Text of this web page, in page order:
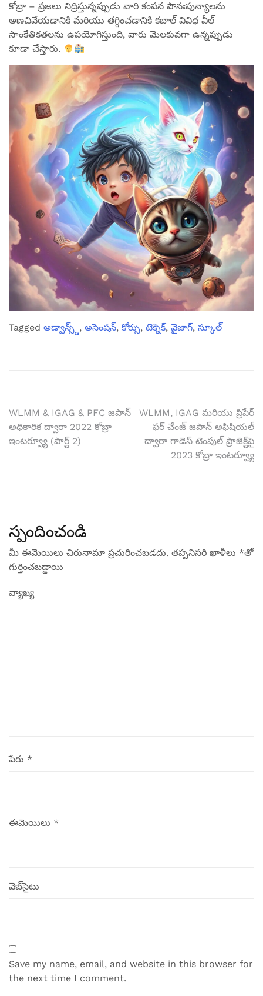
కోబ్రా – ప్రజలు నిద్రిస్తున్నప్పుడు వారి కంపన పౌనఃపున్యాలను
అణచివేయడానికి మరియు తగ్గించడానికి కబాల్ వివిధ వీల్
సాంకేతికతలను ఉపయోగిస్తుంది, వారు మెలకువగా ఉన్నప్పుడు
కూడా చేస్తారు.
Tagged అడ్వాన్స్డ్ , అసెంషన్, కోర్సు, టెక్నిక్, వైజాగ్, స్కూల్
టపా
నావిగేషన్
WLMM & IGAG & PFC జపాన్
అధికారిక ద్వారా 2022 కోబ్రా
ఇంటర్వ్యూ (పార్ట్ 2)
WLMM, IGAG మరియు ప్రిపేర్
ఫర్ చేంజ్ జపాన్ అఫిషియల్
ద్వారా గాడెస్ టెంపుల్ ప్రాజెక్ట్‌పై
2023 కోబ్రా ఇంటర్వ్యూ
స్పందించండి
మీ ఈమెయిలు చిరునామా ప్రచురించబడదు. తప్పనిసరి ఖాళీలు *‌తో
గుర్తించబడ్డాయి
వ్యాఖ్య
పేరు *
ఈమెయిలు *
వెబ్‌సైటు
Save my name, email, and website in this browser for
the next time I comment.